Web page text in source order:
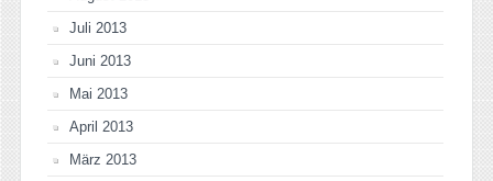
Juli 2013
Juni 2013
Mai 2013
April 2013
März 2013